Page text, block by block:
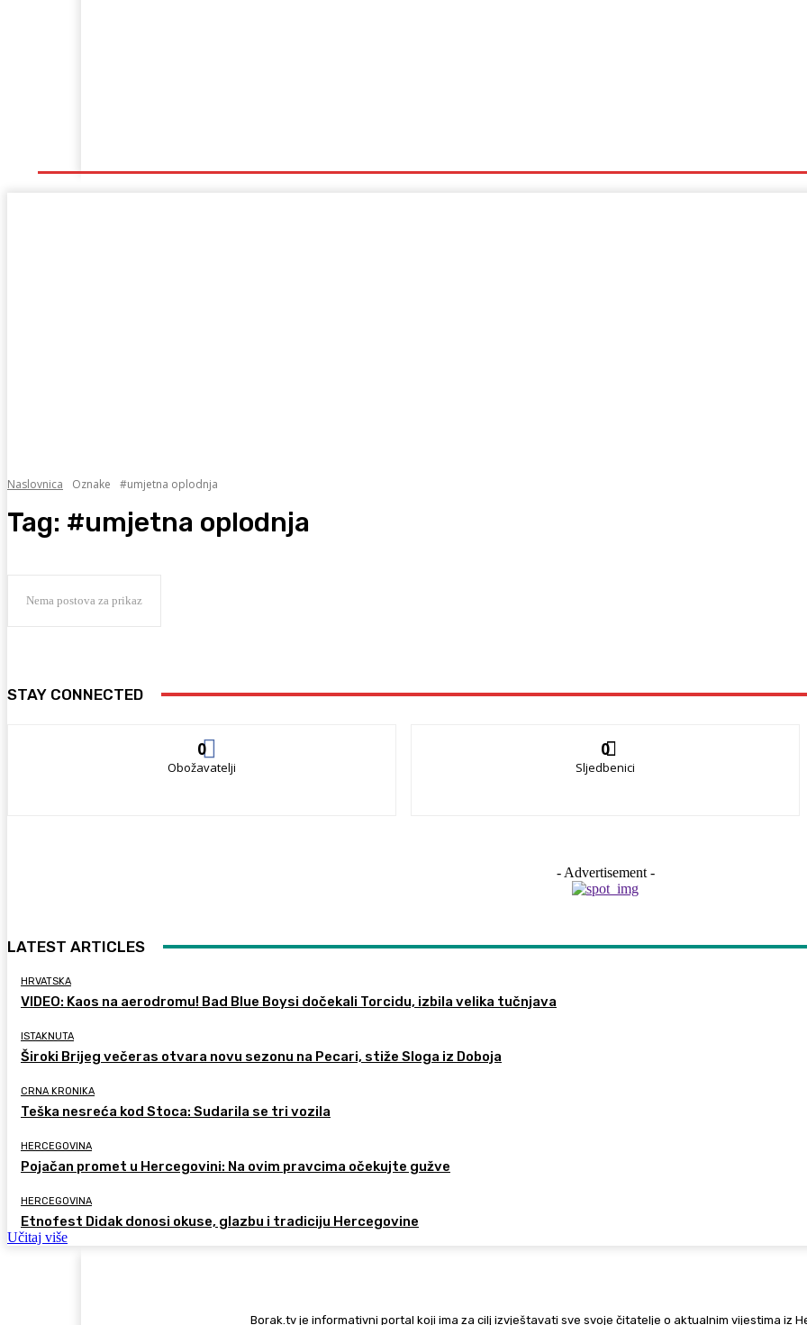
Naslovnica Oznake #umjetna oplodnja
Tag: #umjetna oplodnja
Nema postova za prikaz
STAY CONNECTED
0
Obožavatelji
0
Sljedbenici
- Advertisement -
LATEST ARTICLES
HRVATSKA
VIDEO: Kaos na aerodromu! Bad Blue Boysi dočekali Torcidu, izbila velika tučnjava
ISTAKNUTA
Široki Brijeg večeras otvara novu sezonu na Pecari, stiže Sloga iz Doboja
CRNA KRONIKA
Teška nesreća kod Stoca: Sudarila se tri vozila
HERCEGOVINA
Pojačan promet u Hercegovini: Na ovim pravcima očekujte gužve
HERCEGOVINA
Etnofest Didak donosi okuse, glazbu i tradiciju Hercegovine
Učitaj više
Borak.tv je informativni portal koji ima za cilj izvještavati sve svoje čitatelje o aktualnim vijestima iz